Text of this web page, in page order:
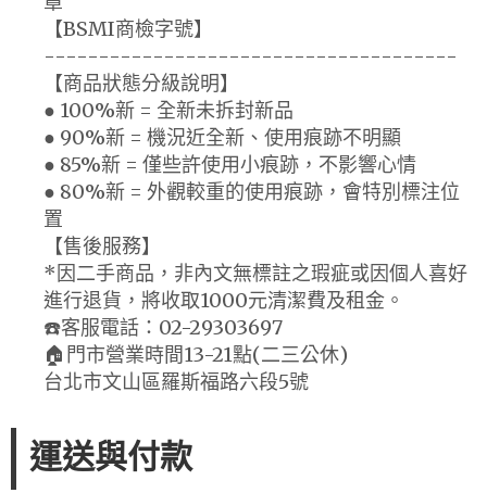
【BSMI商檢字號】
--------------------------------------
【商品狀態分級說明】
● 100%新 = 全新未拆封新品
● 90%新 = 機況近全新、使用痕跡不明顯
● 85%新 = 僅些許使用小痕跡，不影響心情
● 80%新 = 外觀較重的使用痕跡，會特別標注位
置
【售後服務】
*因二手商品，非內文無標註之瑕疵或因個人喜好
進行退貨，將收取1000元清潔費及租金。
☎️客服電話：02-29303697
🏠門市營業時間13-21點(二三公休)
台北市文山區羅斯福路六段5號
運送與付款